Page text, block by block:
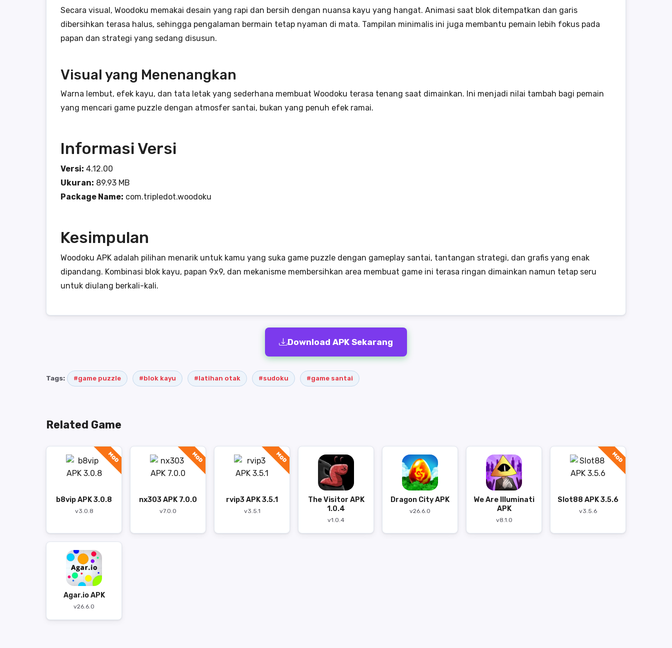
Secara visual, Woodoku memakai desain yang rapi dan bersih dengan nuansa kayu yang hangat. Animasi saat blok ditempatkan dan garis
dibersihkan terasa halus, sehingga pengalaman bermain tetap nyaman di mata. Tampilan minimalis ini juga membantu pemain lebih fokus pada
papan dan strategi yang sedang disusun.
Visual yang Menenangkan
Warna lembut, efek kayu, dan tata letak yang sederhana membuat Woodoku terasa tenang saat dimainkan. Ini menjadi nilai tambah bagi pemain
yang mencari game puzzle dengan atmosfer santai, bukan yang penuh efek ramai.
Informasi Versi
Versi: 4.12.00
Ukuran: 89.93 MB
Package Name: com.tripledot.woodoku
Kesimpulan
Woodoku APK adalah pilihan menarik untuk kamu yang suka game puzzle dengan gameplay santai, tantangan strategi, dan grafis yang enak
dipandang. Kombinasi blok kayu, papan 9x9, dan mekanisme membersihkan area membuat game ini terasa ringan dimainkan namun tetap seru
untuk diulang berkali-kali.
Download APK Sekarang
Tags: #game puzzle #blok kayu #latihan otak #sudoku #game santai
Related Game
MOD
b8vip APK 3.0.8
v3.0.8
MOD
nx303 APK 7.0.0
v7.0.0
MOD
rvip3 APK 3.5.1
v3.5.1
The Visitor APK
1.0.4
v1.0.4
Dragon City APK
v26.6.0
We Are Illuminati
APK
v8.1.0
MOD
Slot88 APK 3.5.6
v3.5.6
Agar.io APK
v26.6.0